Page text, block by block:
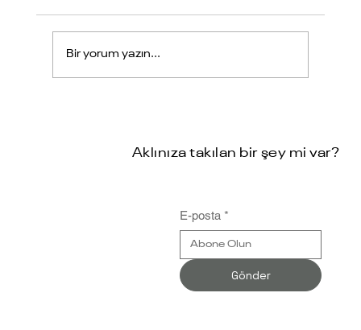
Bir yorum yazın...
Aklınıza takılan bir şey mi var?
E-posta *
Gönder